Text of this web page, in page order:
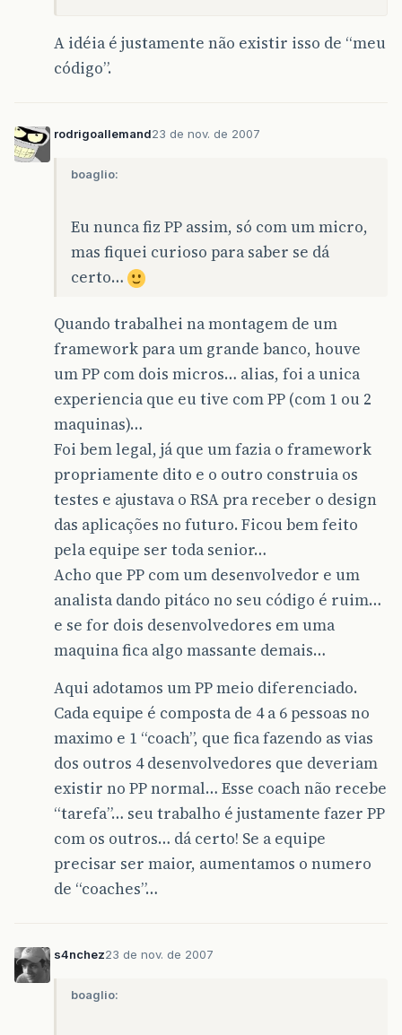
A idéia é justamente não existir isso de “meu
código”.
rodrigoallemand23 de nov. de 2007
boaglio:
Eu nunca fiz PP assim, só com um micro,
mas fiquei curioso para saber se dá
certo…
Quando trabalhei na montagem de um
framework para um grande banco, houve
um PP com dois micros… alias, foi a unica
experiencia que eu tive com PP (com 1 ou 2
maquinas)…
Foi bem legal, já que um fazia o framework
propriamente dito e o outro construia os
testes e ajustava o RSA pra receber o design
das aplicações no futuro. Ficou bem feito
pela equipe ser toda senior…
Acho que PP com um desenvolvedor e um
analista dando pitáco no seu código é ruim…
e se for dois desenvolvedores em uma
maquina fica algo massante demais…
Aqui adotamos um PP meio diferenciado.
Cada equipe é composta de 4 a 6 pessoas no
maximo e 1 “coach”, que fica fazendo as vias
dos outros 4 desenvolvedores que deveriam
existir no PP normal… Esse coach não recebe
“tarefa”… seu trabalho é justamente fazer PP
com os outros… dá certo! Se a equipe
precisar ser maior, aumentamos o numero
de “coaches”…
s4nchez23 de nov. de 2007
boaglio: